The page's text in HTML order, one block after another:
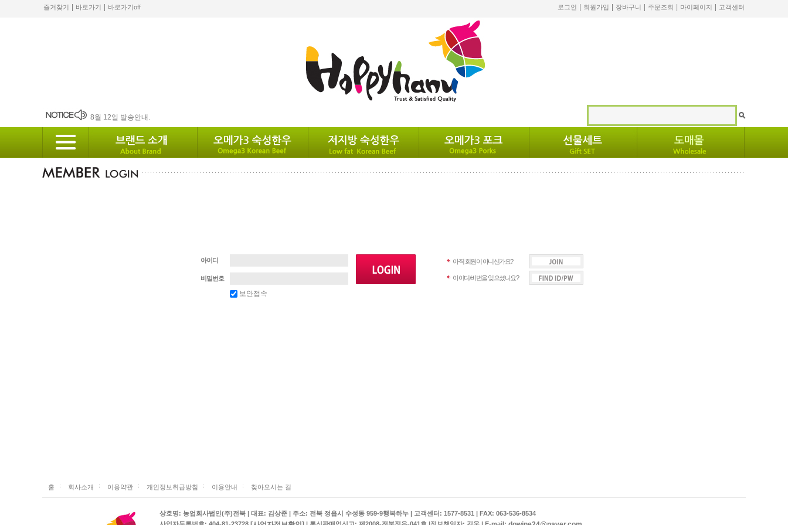
즐겨찾기 바로가기 바로가기off 로그인 회원가입 장바구니 주문조회 마이페이지 고객센터
8월 12일 발송안내.
2월 배송안내
10월 배송안내
아이디
비밀번호
보안접속
아직 회원이 아니신가요?
아이디/비번을 잊으셨나요?
홈 회사소개 이용약관 개인정보취급방침 이용안내 찾아오시는 길
상호명: 농업회사법인(주)전북 | 대표: 김상준 | 주소: 전북 정읍시 수성동 959-9행복하누 | 고객센터: 1577-8531 | FAX: 063-536-8534